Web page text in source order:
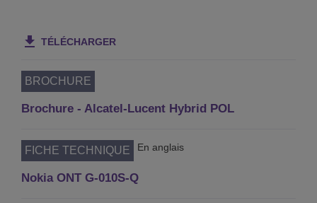
TÉLÉCHARGER
BROCHURE
Brochure - Alcatel-Lucent Hybrid POL
FICHE TECHNIQUE En anglais
Nokia ONT G-010S-Q